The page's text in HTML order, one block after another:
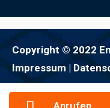
Copyright © 2022
Impressum |
Anrufen